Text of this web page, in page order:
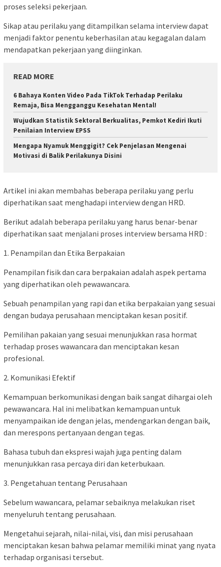
proses seleksi pekerjaan.
Sikap atau perilaku yang ditampilkan selama interview dapat
menjadi faktor penentu keberhasilan atau kegagalan dalam
mendapatkan pekerjaan yang diinginkan.
READ MORE
6 Bahaya Konten Video Pada TikTok Terhadap Perilaku
Remaja, Bisa Mengganggu Kesehatan Mental!
Wujudkan Statistik Sektoral Berkualitas, Pemkot Kediri Ikuti
Penilaian Interview EPSS
Mengapa Nyamuk Menggigit? Cek Penjelasan Mengenai
Motivasi di Balik Perilakunya Disini
Artikel ini akan membahas beberapa perilaku yang perlu
diperhatikan saat menghadapi interview dengan HRD.
Berikut adalah beberapa perilaku yang harus benar-benar
diperhatikan saat menjalani proses interview bersama HRD :
1. Penampilan dan Etika Berpakaian
Penampilan fisik dan cara berpakaian adalah aspek pertama
yang diperhatikan oleh pewawancara.
Sebuah penampilan yang rapi dan etika berpakaian yang sesuai
dengan budaya perusahaan menciptakan kesan positif.
Pemilihan pakaian yang sesuai menunjukkan rasa hormat
terhadap proses wawancara dan menciptakan kesan
profesional.
2. Komunikasi Efektif
Kemampuan berkomunikasi dengan baik sangat dihargai oleh
pewawancara. Hal ini melibatkan kemampuan untuk
menyampaikan ide dengan jelas, mendengarkan dengan baik,
dan merespons pertanyaan dengan tegas.
Bahasa tubuh dan ekspresi wajah juga penting dalam
menunjukkan rasa percaya diri dan keterbukaan.
3. Pengetahuan tentang Perusahaan
Sebelum wawancara, pelamar sebaiknya melakukan riset
menyeluruh tentang perusahaan.
Mengetahui sejarah, nilai-nilai, visi, dan misi perusahaan
menciptakan kesan bahwa pelamar memiliki minat yang nyata
terhadap organisasi tersebut.